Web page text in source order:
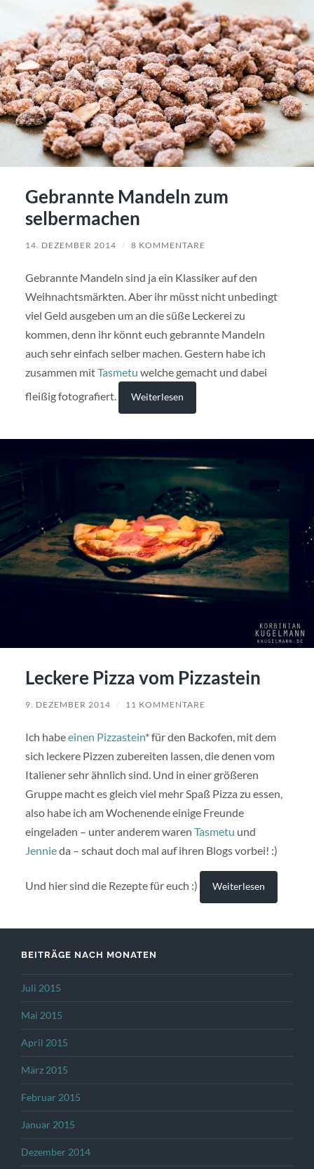
Gebrannte Mandeln zum
selbermachen
14. DEZEMBER 2014 / 8 KOMMENTARE
Gebrannte Mandeln sind ja ein Klassiker auf den
Weihnachtsmärkten. Aber ihr müsst nicht unbedingt
viel Geld ausgeben um an die süße Leckerei zu
kommen, denn ihr könnt euch gebrannte Mandeln
auch sehr einfach selber machen. Gestern habe ich
zusammen mitTasmetu welche gemacht und dabei
fleißig fotografiert.
Weiterlesen
Leckere Pizza vom Pizzastein
9. DEZEMBER 2014 / 11 KOMMENTARE
Ich habeeinen Pizzastein* für den Backofen, mit dem
sich leckere Pizzen zubereiten lassen, die denen vom
Italiener sehr ähnlich sind. Und in einer größeren
Gruppe macht es gleich viel mehr Spaß Pizza zu essen,
also habe ich am Wochenende einige Freunde
eingeladen – unter anderem waren Tasmetu und
Jennieda – schaut doch mal auf ihren Blogs vorbei! :)
Und hier sind die Rezepte für euch :) Weiterlesen
BEITRÄGE NACH MONATEN
Juli 2015
Mai 2015
April 2015
März 2015
Februar 2015
Januar 2015
Dezember 2014